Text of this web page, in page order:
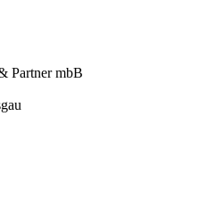
Partner mbB